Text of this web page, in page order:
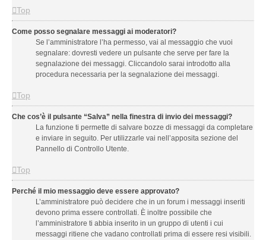
Top
Come posso segnalare messaggi ai moderatori?
Se l’amministratore l’ha permesso, vai al messaggio che vuoi
segnalare: dovresti vedere un pulsante che serve per fare la
segnalazione dei messaggi. Cliccandolo sarai introdotto alla
procedura necessaria per la segnalazione dei messaggi.
Top
Che cos’è il pulsante “Salva” nella finestra di invio dei messaggi?
La funzione ti permette di salvare bozze di messaggi da completare
e inviare in seguito. Per utilizzarle vai nell’apposita sezione del
Pannello di Controllo Utente.
Top
Perché il mio messaggio deve essere approvato?
L’amministratore può decidere che in un forum i messaggi inseriti
devono prima essere controllati. È inoltre possibile che
l’amministratore ti abbia inserito in un gruppo di utenti i cui
messaggi ritiene che vadano controllati prima di essere resi visibili.